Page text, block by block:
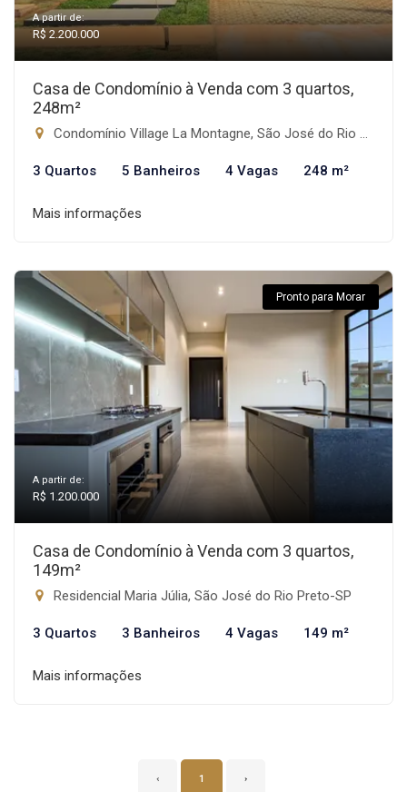
A partir de:
R$ 2.200.000
Casa de Condomínio à Venda com 3 quartos,
248m²
Condomínio Village La Montagne, São José do Rio Preto-SP
3 Quartos 5 Banheiros 4 Vagas 248 m²
Mais informações
Pronto para Morar
A partir de:
R$ 1.200.000
Casa de Condomínio à Venda com 3 quartos,
149m²
Residencial Maria Júlia, São José do Rio Preto-SP
3 Quartos 3 Banheiros 4 Vagas 149 m²
Mais informações
‹ 1 ›